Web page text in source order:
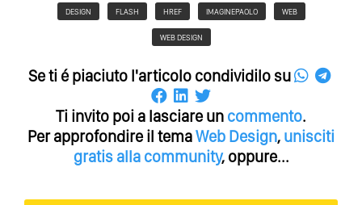
DESIGN FLASH HREF IMAGINEPAOLO WEB
WEB DESIGN
Se ti é piaciuto l'articolo condividilo su
Ti invito poi a lasciare un commento.
Per approfondire il temaWeb Design, unisciti
gratis alla community, oppure...